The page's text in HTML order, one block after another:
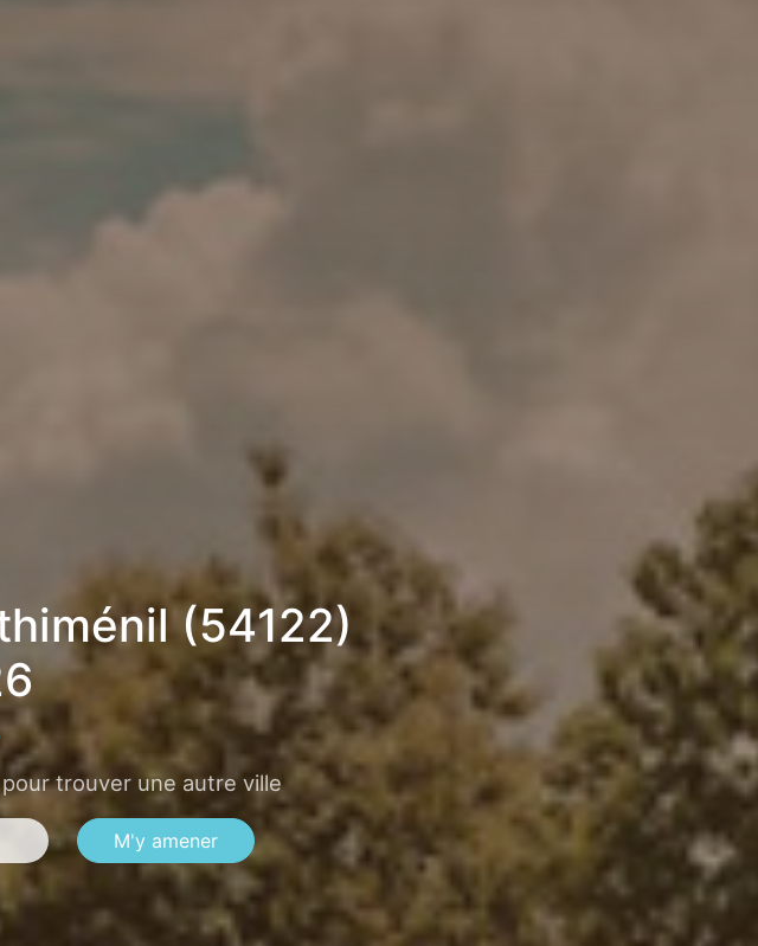
(54122)
trouver une autre ville
M'y amener